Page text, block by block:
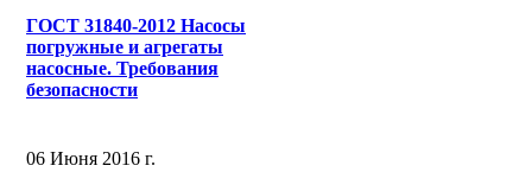
ГОСТ 31840-2012 Насосы
погружные и агрегаты
насосные. Требования
безопасности
06 Июня 2016 г.